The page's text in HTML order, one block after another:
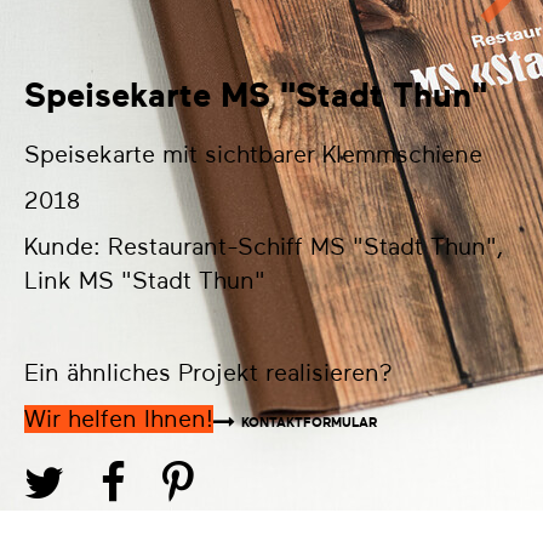
Speisekarte MS "Stadt Thun"
Speisekarte mit sichtbarer Klemmschiene
2018
Kunde: Restaurant-Schiff MS "Stadt Thun",
Link MS "Stadt Thun"
Ein ähnliches Projekt realisieren?
Wir helfen Ihnen!
KONTAKTFORMULAR